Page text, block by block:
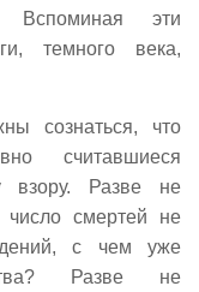
Вспоминая эти
темного века,
сознаться, что
считавшиеся
взору. Разве не
смертей не
с чем уже
Разве не